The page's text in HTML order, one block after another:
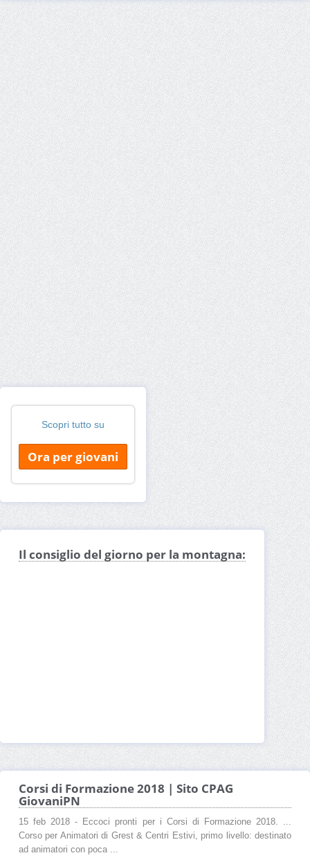
Scopri tutto su
Ora per giovani
Il consiglio del giorno per la montagna:
Corsi di Formazione 2018 | Sito CPAG
GiovaniPN
15 feb 2018 - Eccoci pronti per i Corsi di Formazione 2018. ...
Corso per Animatori di Grest & Centri Estivi, primo livello: destinato
ad animatori con poca ...